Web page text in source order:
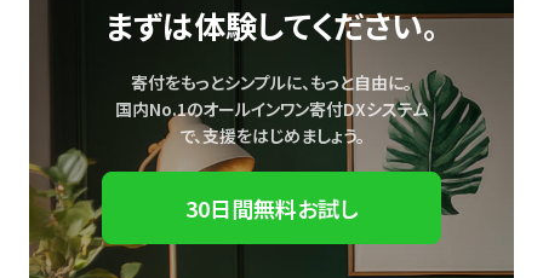
まずは体験してください。
寄付をもっとシンプルに、もっと自由に。
国内No.1のオールインワン寄付DXシステム
で、支援をはじめましょう。
30日間無料お試し